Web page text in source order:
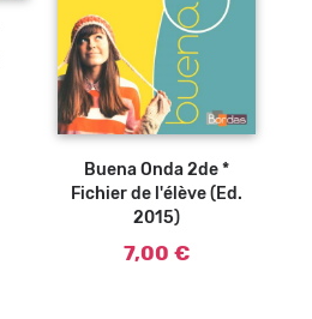
Ajouter au
Buena Onda 2de *
Fichier de l'élève (Ed.
2015)
7,00 €